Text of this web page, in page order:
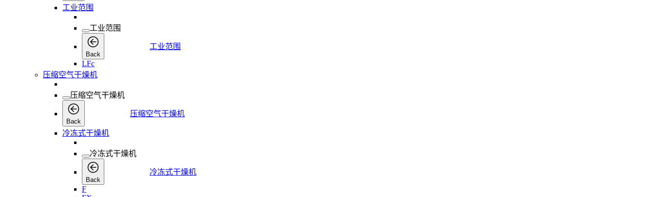
工业范围
工业范围
Back
工业范围
LFc
压缩空气干燥机
压缩空气干燥机
Back
压缩空气干燥机
冷冻式干燥机
冷冻式干燥机
Back
冷冻式干燥机
F